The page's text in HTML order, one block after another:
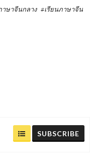
าษาจีนกลาง #เรียนภาษาจีน
SUBSCRIBE